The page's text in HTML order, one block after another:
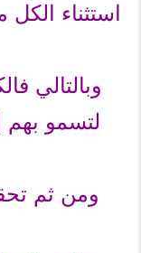
استثناء
وبالتالي
لتسمو
ومن ثم